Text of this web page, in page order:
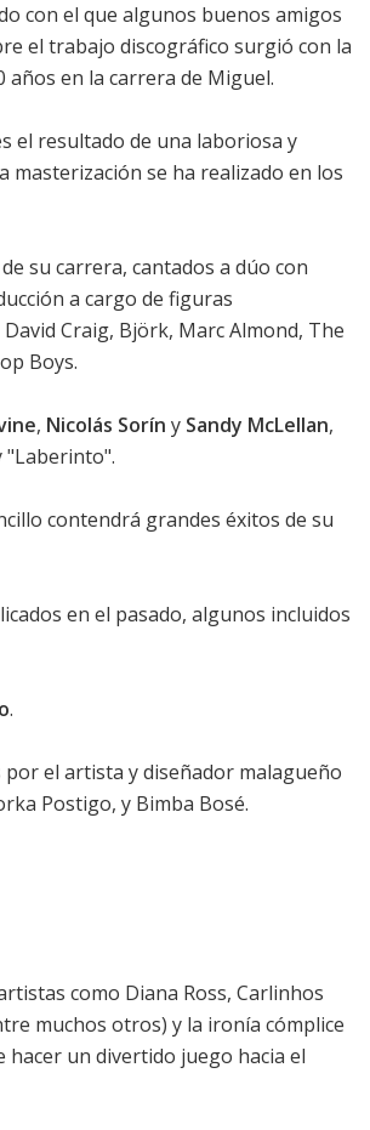
con el que algunos buenos amigos
el trabajo discográfico surgió con la
en la carrera de Miguel.
el resultado de una laboriosa y
masterización se ha realizado en los
su carrera, cantados a dúo con
a cargo de figuras
Craig, Björk, Marc Almond, The
Boys.
, Nicolás Sorín y Sandy McLellan,
"Laberinto".
contendrá grandes éxitos de su
en el pasado, algunos incluidos
.
por el artista y diseñador malagueño
Postigo, y Bimba Bosé.
como Diana Ross, Carlinhos
muchos otros) y la ironía cómplice
hacer un divertido juego hacia el